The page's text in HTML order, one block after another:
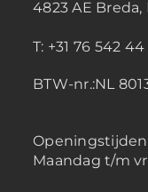
4823 AE
T: +31 76 542
BTW-nr.:NL
Maandag t/m